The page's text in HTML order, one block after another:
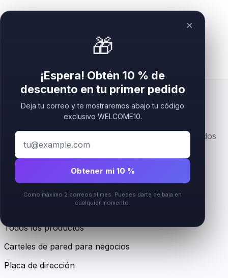
×
🎁
¡Espera! Obtén 10 % de
descuento en tu primer pedido
Deja tu correo y te mostraremos abajo tu código
exclusivo WELCOME10.
Obtener mi 10 %
Como máximo 2 correos al mes. Puedes darte de baja en
cualquier momento.
Letreros premium acrílicos, en capas y personalizados
con logotipo para marcas de belleza, bienestar y
recepción.
Todos los productos
Carteles de pared para negocios
Placa de dirección